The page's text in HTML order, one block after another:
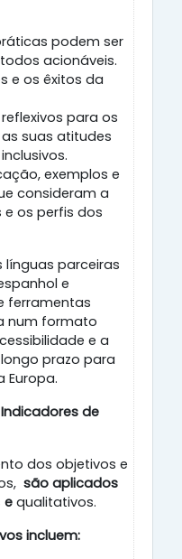
podem ser
acionáveis.
e os êxitos da
para os
suas atitudes
exemplos e
consideram a
os perfis dos
línguas parceiras
e
ferramentas
num formato
e a
prazo para
Europa.
de
dos objetivos e
são aplicados
e qualitativos.
incluem: